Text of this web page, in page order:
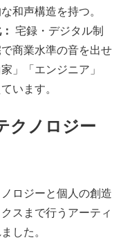
和声構造を持つ。
宅録・デジタル制
商業水準の音を出せ
」「エンジニア」
います。
クノロジー
ロジーと個人の創造
スまで行うアーティ
した。